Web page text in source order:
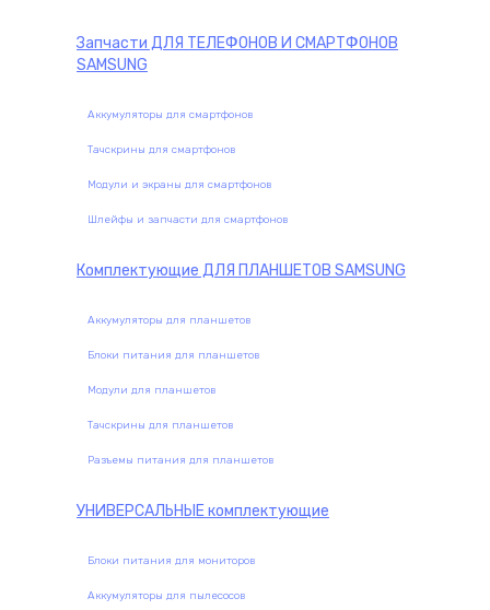
Запчасти ДЛЯ ТЕЛЕФОНОВ И СМАРТФОНОВ
SAMSUNG
Аккумуляторы для смартфонов
Тачскрины для смартфонов
Модули и экраны для смартфонов
Шлейфы и запчасти для смартфонов
Комплектующие ДЛЯ ПЛАНШЕТОВ SAMSUNG
Аккумуляторы для планшетов
Блоки питания для планшетов
Модули для планшетов
Тачскрины для планшетов
Разъемы питания для планшетов
УНИВЕРСАЛЬНЫЕкомплектующие
Блоки питания для мониторов
Аккумуляторы для пылесосов